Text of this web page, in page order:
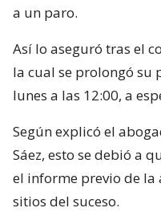
a un paro.
Así lo aseguró tras el
la cual se prolongó su
lunes a las 12:00, a
Según explicó el
Sáez, esto se debió a
el informe previo de la
sitios del suceso.